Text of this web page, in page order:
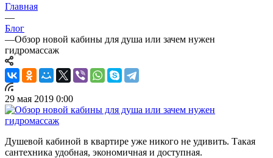
Главная
—
Блог
—Обзор новой кабины для душа или зачем нужен
гидромассаж
29 мая 2019 0:00
Душевой кабиной в квартире уже никого не удивить. Такая
сантехника удобная, экономичная и доступная.